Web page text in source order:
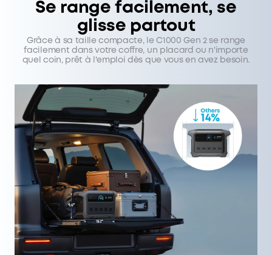
Se range facilement, se
glisse partout
Grâce à sa taille compacte, le C1000 Gen 2 se range
facilement dans votre coffre, un placard ou n'importe
quel coin, prêt à l'emploi dès que vous en avez besoin.